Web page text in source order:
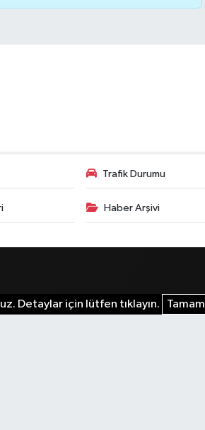
Trafik Durumu
Haber Arşivi
Detaylar için lütfen tıklayın. Tamam